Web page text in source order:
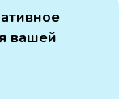
вашей